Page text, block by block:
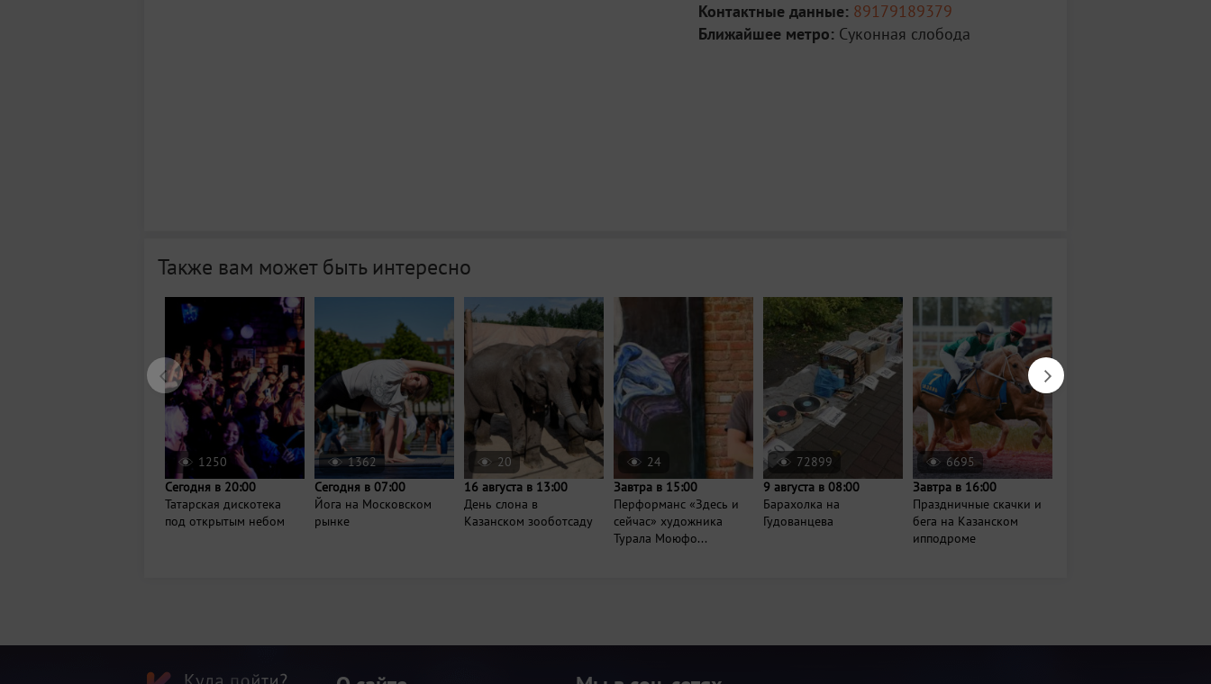
Контактные данные: 89179189379
Ближайшее метро: Суконная слобода
Также вам может быть интересно
1250
Сегодня в 20:00
Татарская дискотека
под открытым небом
1362
Сегодня в 07:00
Йога на Московском
рынке
20
16 августа в 13:00
День слона в
Казанском зооботсаду
24
Завтра в 15:00
Перформанс «Здесь и
сейчас» художника
Турала Моюфо...
72899
9 августа в 08:00
Барахолка на
Гудованцева
6695
Завтра в 16:00
Праздничные скачки и
бега на Казанском
ипподроме